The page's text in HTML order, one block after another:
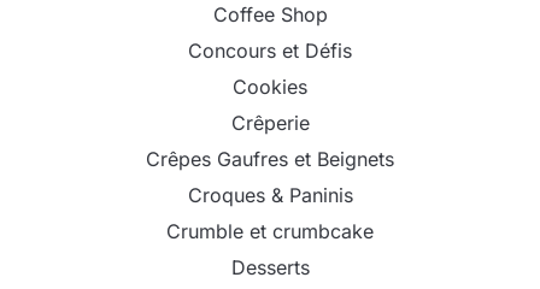
Coffee Shop
Concours et Défis
Cookies
Crêperie
Crêpes Gaufres et Beignets
Croques & Paninis
Crumble et crumbcake
Desserts